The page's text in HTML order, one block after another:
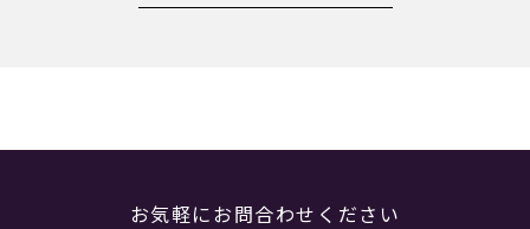
お気軽にお問合わせください